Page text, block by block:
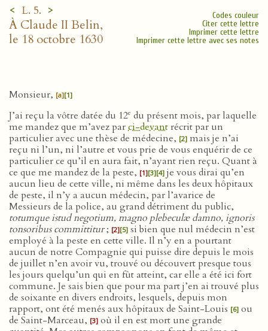
< L. 5. >
À Claude II Belin,
le 18 octobre 1630
Codes couleur
Citer cette lettre
Imprimer cette lettre
Imprimer cette lettre avec ses notes
Monsieur, [a][1]
J’ai reçu la vôtre datée du 12e du présent mois, par laquelle
me mandez que m’avez parci-devant récrit par un
particulier avec une thèse de médecine, [2] mais je n’ai
reçu ni l’un, ni l’autre et vous prie de vous enquérir de ce
particulier ce qu’il en aura fait, n’ayant rien reçu. Quant à
ce que me mandez de la peste, [1][3][4] je vous dirai qu’en
aucun lieu de cette ville, ni même dans les deux hôpitaux
de peste, il n’y a aucun médecin, par l’avarice de
Messieurs de la police, au grand détriment du public,
totumque istud negotium, magno plebeculæ damno, ignoris
tonsoribus committitur; [2][5] si bien que nul médecin n’est
employé à la peste en cette ville. Il n’y en a pourtant
aucun de notre Compagnie qui puisse dire depuis le mois
de juillet n’en avoir vu, trouvé ou découvert presque tous
les jours quelqu’un qui en fût atteint, car elle a été ici fort
commune. Je sais bien que pour ma part j’en ai trouvé plus
de soixante en divers endroits, lesquels, depuis mon
rapport, ont été menés aux hôpitaux de Saint-Louis [6] ou
de Saint-Marceau, [3] où il en est mort une grande